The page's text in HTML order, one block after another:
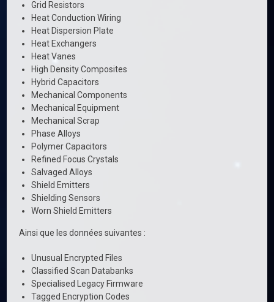
Grid Resistors
Heat Conduction Wiring
Heat Dispersion Plate
Heat Exchangers
Heat Vanes
High Density Composites
Hybrid Capacitors
Mechanical Components
Mechanical Equipment
Mechanical Scrap
Phase Alloys
Polymer Capacitors
Refined Focus Crystals
Salvaged Alloys
Shield Emitters
Shielding Sensors
Worn Shield Emitters
Ainsi que les données suivantes :
Unusual Encrypted Files
Classified Scan Databanks
Specialised Legacy Firmware
Tagged Encryption Codes